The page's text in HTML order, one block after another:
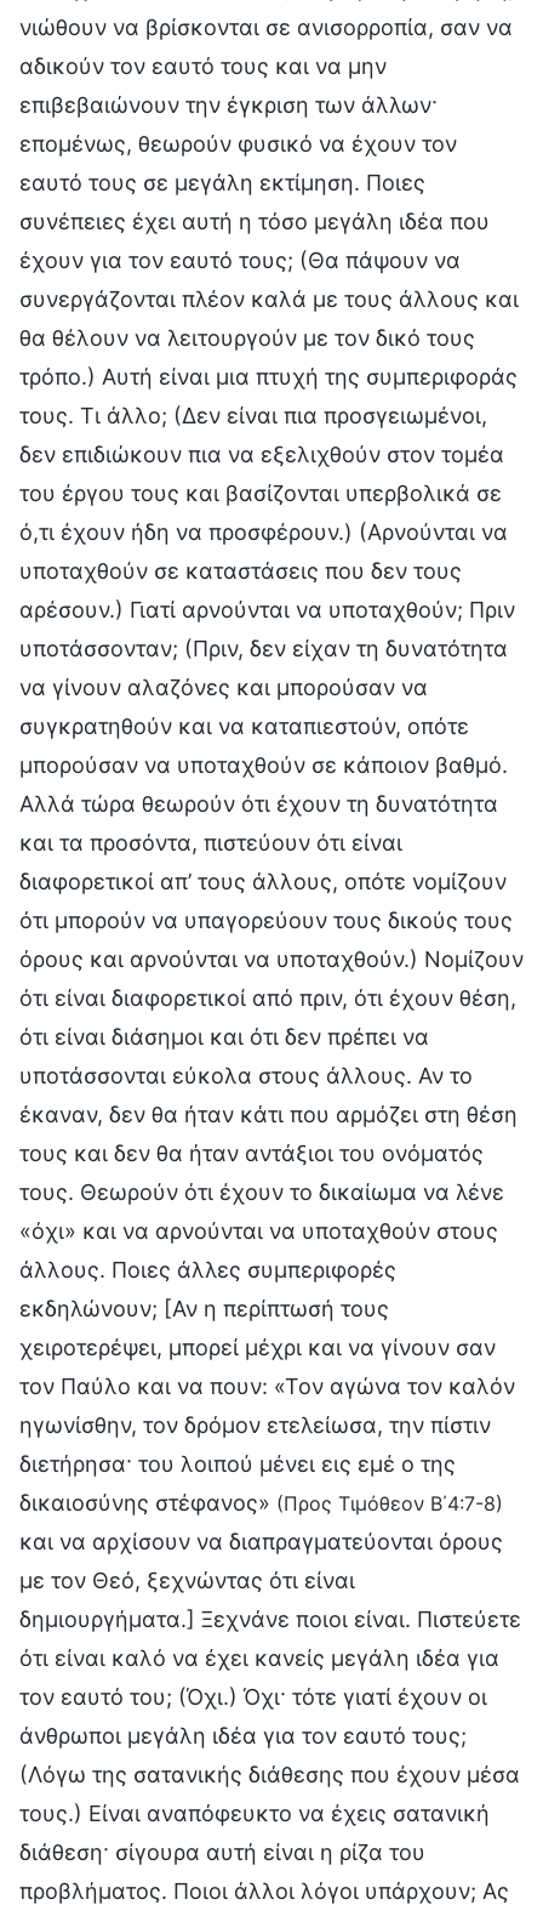
νιώθουν να βρίσκονται σε ανισορροπία, σαν να
αδικούν τον εαυτό τους και να μην
επιβεβαιώνουν την έγκριση των άλλων·
επομένως, θεωρούν φυσικό να έχουν τον
εαυτό τους σε μεγάλη εκτίμηση. Ποιες
συνέπειες έχει αυτή η τόσο μεγάλη ιδέα που
έχουν για τον εαυτό τους; (Θα πάψουν να
συνεργάζονται πλέον καλά με τους άλλους και
θα θέλουν να λειτουργούν με τον δικό τους
τρόπο.) Αυτή είναι μια πτυχή της συμπεριφοράς
τους. Τι άλλο; (Δεν είναι πια προσγειωμένοι,
δεν επιδιώκουν πια να εξελιχθούν στον τομέα
του έργου τους και βασίζονται υπερβολικά σε
ό,τι έχουν ήδη να προσφέρουν.) (Αρνούνται να
υποταχθούν σε καταστάσεις που δεν τους
αρέσουν.) Γιατί αρνούνται να υποταχθούν; Πριν
υποτάσσονταν; (Πριν, δεν είχαν τη δυνατότητα
να γίνουν αλαζόνες και μπορούσαν να
συγκρατηθούν και να καταπιεστούν, οπότε
μπορούσαν να υποταχθούν σε κάποιον βαθμό.
Αλλά τώρα θεωρούν ότι έχουν τη δυνατότητα
και τα προσόντα, πιστεύουν ότι είναι
διαφορετικοί απ’ τους άλλους, οπότε νομίζουν
ότι μπορούν να υπαγορεύουν τους δικούς τους
όρους και αρνούνται να υποταχθούν.) Νομίζουν
ότι είναι διαφορετικοί από πριν, ότι έχουν θέση,
ότι είναι διάσημοι και ότι δεν πρέπει να
υποτάσσονται εύκολα στους άλλους. Αν το
έκαναν, δεν θα ήταν κάτι που αρμόζει στη θέση
τους και δεν θα ήταν αντάξιοι του ονόματός
τους. Θεωρούν ότι έχουν το δικαίωμα να λένε
«όχι» και να αρνούνται να υποταχθούν στους
άλλους. Ποιες άλλες συμπεριφορές
εκδηλώνουν; [Αν η περίπτωσή τους
χειροτερέψει, μπορεί μέχρι και να γίνουν σαν
τον Παύλο και να πουν: «Τον αγώνα τον καλόν
ηγωνίσθην, τον δρόμον ετελείωσα, την πίστιν
διετήρησα· του λοιπού μένει εις εμέ ο της
δικαιοσύνης στέφανος» (Προς Τιμόθεον Β΄4:7-8)
και να αρχίσουν να διαπραγματεύονται όρους
με τον Θεό, ξεχνώντας ότι είναι
δημιουργήματα.] Ξεχνάνε ποιοι είναι. Πιστεύετε
ότι είναι καλό να έχει κανείς μεγάλη ιδέα για
τον εαυτό του; (Όχι.) Όχι· τότε γιατί έχουν οι
άνθρωποι μεγάλη ιδέα για τον εαυτό τους;
(Λόγω της σατανικής διάθεσης που έχουν μέσα
τους.) Είναι αναπόφευκτο να έχεις σατανική
διάθεση· σίγουρα αυτή είναι η ρίζα του
προβλήματος. Ποιοι άλλοι λόγοι υπάρχουν; Ας